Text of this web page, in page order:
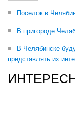
Поселок в
В пригороде
В Челябинске
представлять их